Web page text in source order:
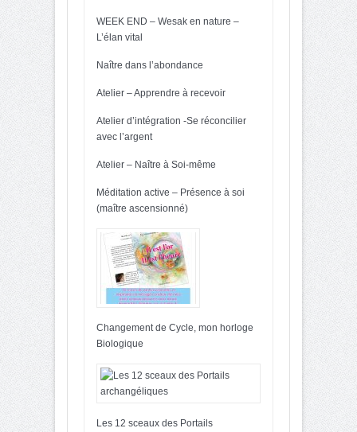
WEEK END – Wesak en nature –
L’élan vital
Naître dans l’abondance
Atelier – Apprendre à recevoir
Atelier d’intégration -Se réconcilier
avec l’argent
Atelier – Naître à Soi-même
Méditation active – Présence à soi
(maître ascensionné)
Changement de Cycle, mon horloge
Biologique
Les 12 sceaux des Portails